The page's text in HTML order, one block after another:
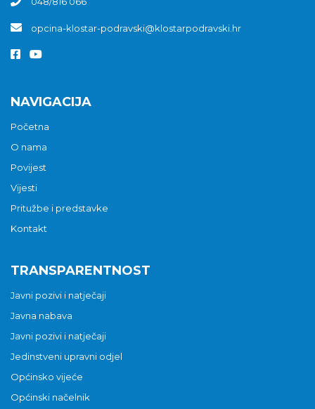
opcina-klostar-podravski@klostarpodravski.hr
NAVIGACIJA
Početna
O nama
Povijest
Vijesti
Pritužbe i predstavke
Kontakt
TRANSPARENTNOST
Javni pozivi i natječaji
Javna nabava
Javni pozivi i natječaji
Jedinstveni upravni odjel
Općinsko vijeće
Općinski načelnik